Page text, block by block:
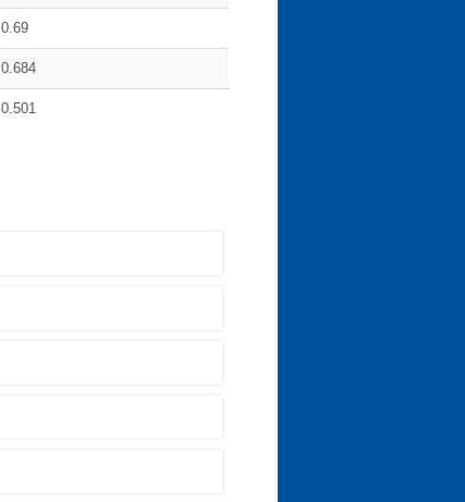
0.69
0.684
0.501